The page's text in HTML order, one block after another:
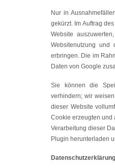
Nur in
gekürzt. Im Auftrag
Website
Websitenutzung und
erbringen. Die im
Daten von Google
Sie können die
verhindern; wir
dieser Website
Cookie erzeugten und
Verarbeitung dieser
Plugin herunterladen